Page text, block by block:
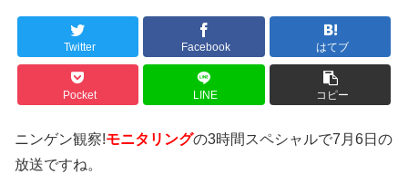
Twitter Facebook はてブ
Pocket LINE コピー
ニンゲン観察!モニタリングの3時間スペシャルで7月6日の
放送ですね。